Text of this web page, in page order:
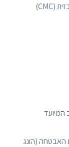
נמצא בניהול הבלעדי של הוועדה הצבאית המרכזית (CMC)
המיועד
האבטחה (הונג